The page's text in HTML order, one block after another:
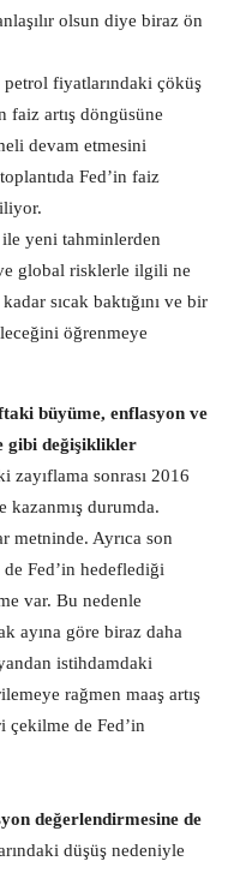
olsun diye biraz ön
fiyatlarındaki çöküş
faiz artış döngüsüne
devam etmesini
Fed’in faiz
yeni tahminlerden
global risklerle ilgili ne
sıcak baktığını ve bir
öğrenmeye
büyüme, enflasyon ve
gibi değişiklikler
zayıflama sonrası 2016
durumda.
metninde. Ayrıca son
Fed’in hedeflediği
var. Bu nedenle
ayına göre biraz daha
istihdamdaki
rağmen maaş artış
çekilme de Fed’in
değerlendirmesine de
düşüş nedeniyle